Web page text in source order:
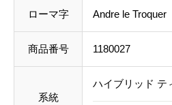
ルを承っております。
事前のお見積もりがご希望の
ォーム」よりご連絡をお願いい
ローマ字 Andre le Troquer
商品番号 1180027
系統
ハイブリッド テ